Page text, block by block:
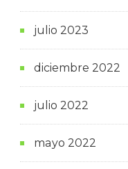
julio 2023
diciembre 2022
julio 2022
mayo 2022